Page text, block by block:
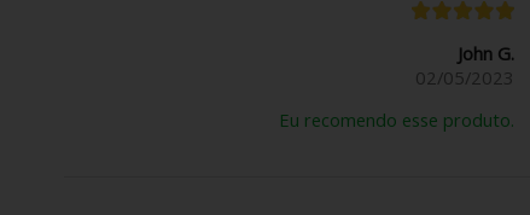
John G.
02/05/2023
Eu recomendo esse produto.